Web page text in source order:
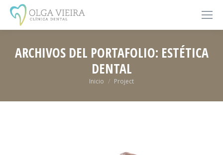
ARCHIVOS DEL PORTAFOLIO: ESTÉTICA
DENTAL
Estás aquí:
Inicio Project